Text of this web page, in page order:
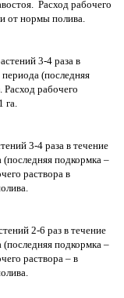
Расход рабочего
от нормы полива.
3-4 раза в
периода (последняя
Расход рабочего
3-4 раза в течение
(последняя подкормка –
раствора в
2-6 раз в течение
(последняя подкормка –
раствора – в